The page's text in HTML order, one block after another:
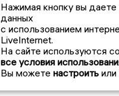
Нажимая кнопку вы даете
данных
с использованием
LiveInternet.
На сайте используются
все условия
Вы можете настроить или